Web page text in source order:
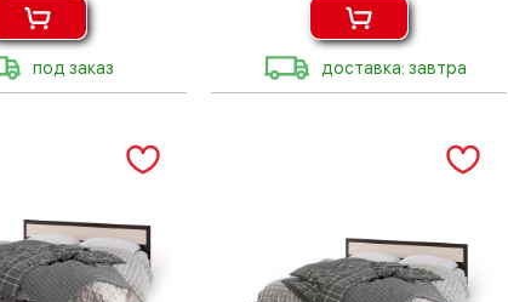
под заказ доставка: завтра